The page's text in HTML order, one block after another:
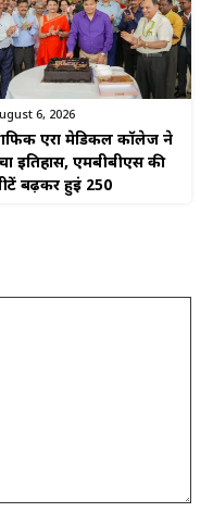
6, 2026
एरा मेडिकल कॉलेज ने
इतिहास, एमबीबीएस की
बढ़कर हुईं 250